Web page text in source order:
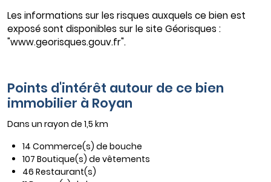
Les informations sur les risques auxquels ce bien est
exposé sont disponibles sur le site Géorisques :
"www.georisques.gouv.fr".
Points d'intérêt autour de ce bien
immobilier à Royan
Dans un rayon de 1,5 km
14 Commerce(s) de bouche
107 Boutique(s) de vêtements
46 Restaurant(s)